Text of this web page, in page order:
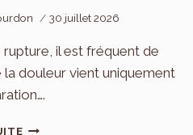
30 juillet 2026
rupture, il est fréquent de
la douleur vient uniquement
RUPTURE